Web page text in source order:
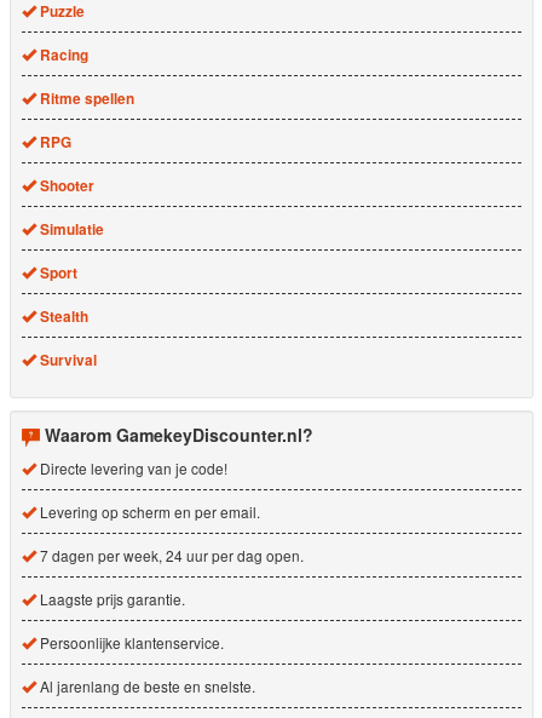
Puzzle
Racing
Ritme spellen
RPG
Shooter
Simulatie
Sport
Stealth
Survival
Waarom GamekeyDiscounter.nl?
Directe levering van je code!
Levering op scherm en per email.
7 dagen per week, 24 uur per dag open.
Laagste prijs garantie.
Persoonlijke klantenservice.
Al jarenlang de beste en snelste.